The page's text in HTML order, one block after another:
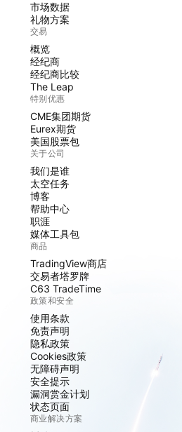
市场数据
礼物方案
交易
概览
经纪商
经纪商比较
The Leap
特别优惠
CME集团期货
Eurex期货
美国股票包
关于公司
我们是谁
太空任务
博客
帮助中心
职涯
媒体工具包
商品
TradingView商店
交易者塔罗牌
C63 TradeTime
政策和安全
使用条款
免责声明
隐私政策
Cookies政策
无障碍声明
安全提示
漏洞赏金计划
状态页面
商业解决方案